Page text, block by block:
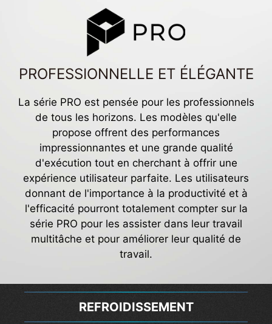
PROFESSIONNELLE ET ÉLÉGANTE
La série PRO est pensée pour les professionnels
de tous les horizons. Les modèles qu'elle
propose offrent des performances
impressionnantes et une grande qualité
d'exécution tout en cherchant à offrir une
expérience utilisateur parfaite. Les utilisateurs
donnant de l'importance à la productivité et à
l'efficacité pourront totalement compter sur la
série PRO pour les assister dans leur travail
multitâche et pour améliorer leur qualité de
travail.
FONCTIONNALITÉS EXCLUSIVES